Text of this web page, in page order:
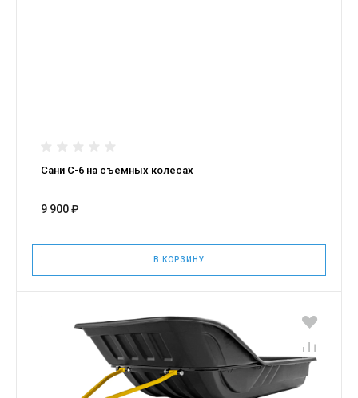
Сани С-6 на съемных колесах
9 900 ₽
В КОРЗИНУ